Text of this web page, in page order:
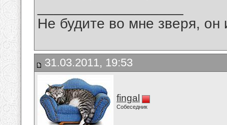
Не будите во мне зверя, он
31.03.2011, 19:53
fingal
Собеседник